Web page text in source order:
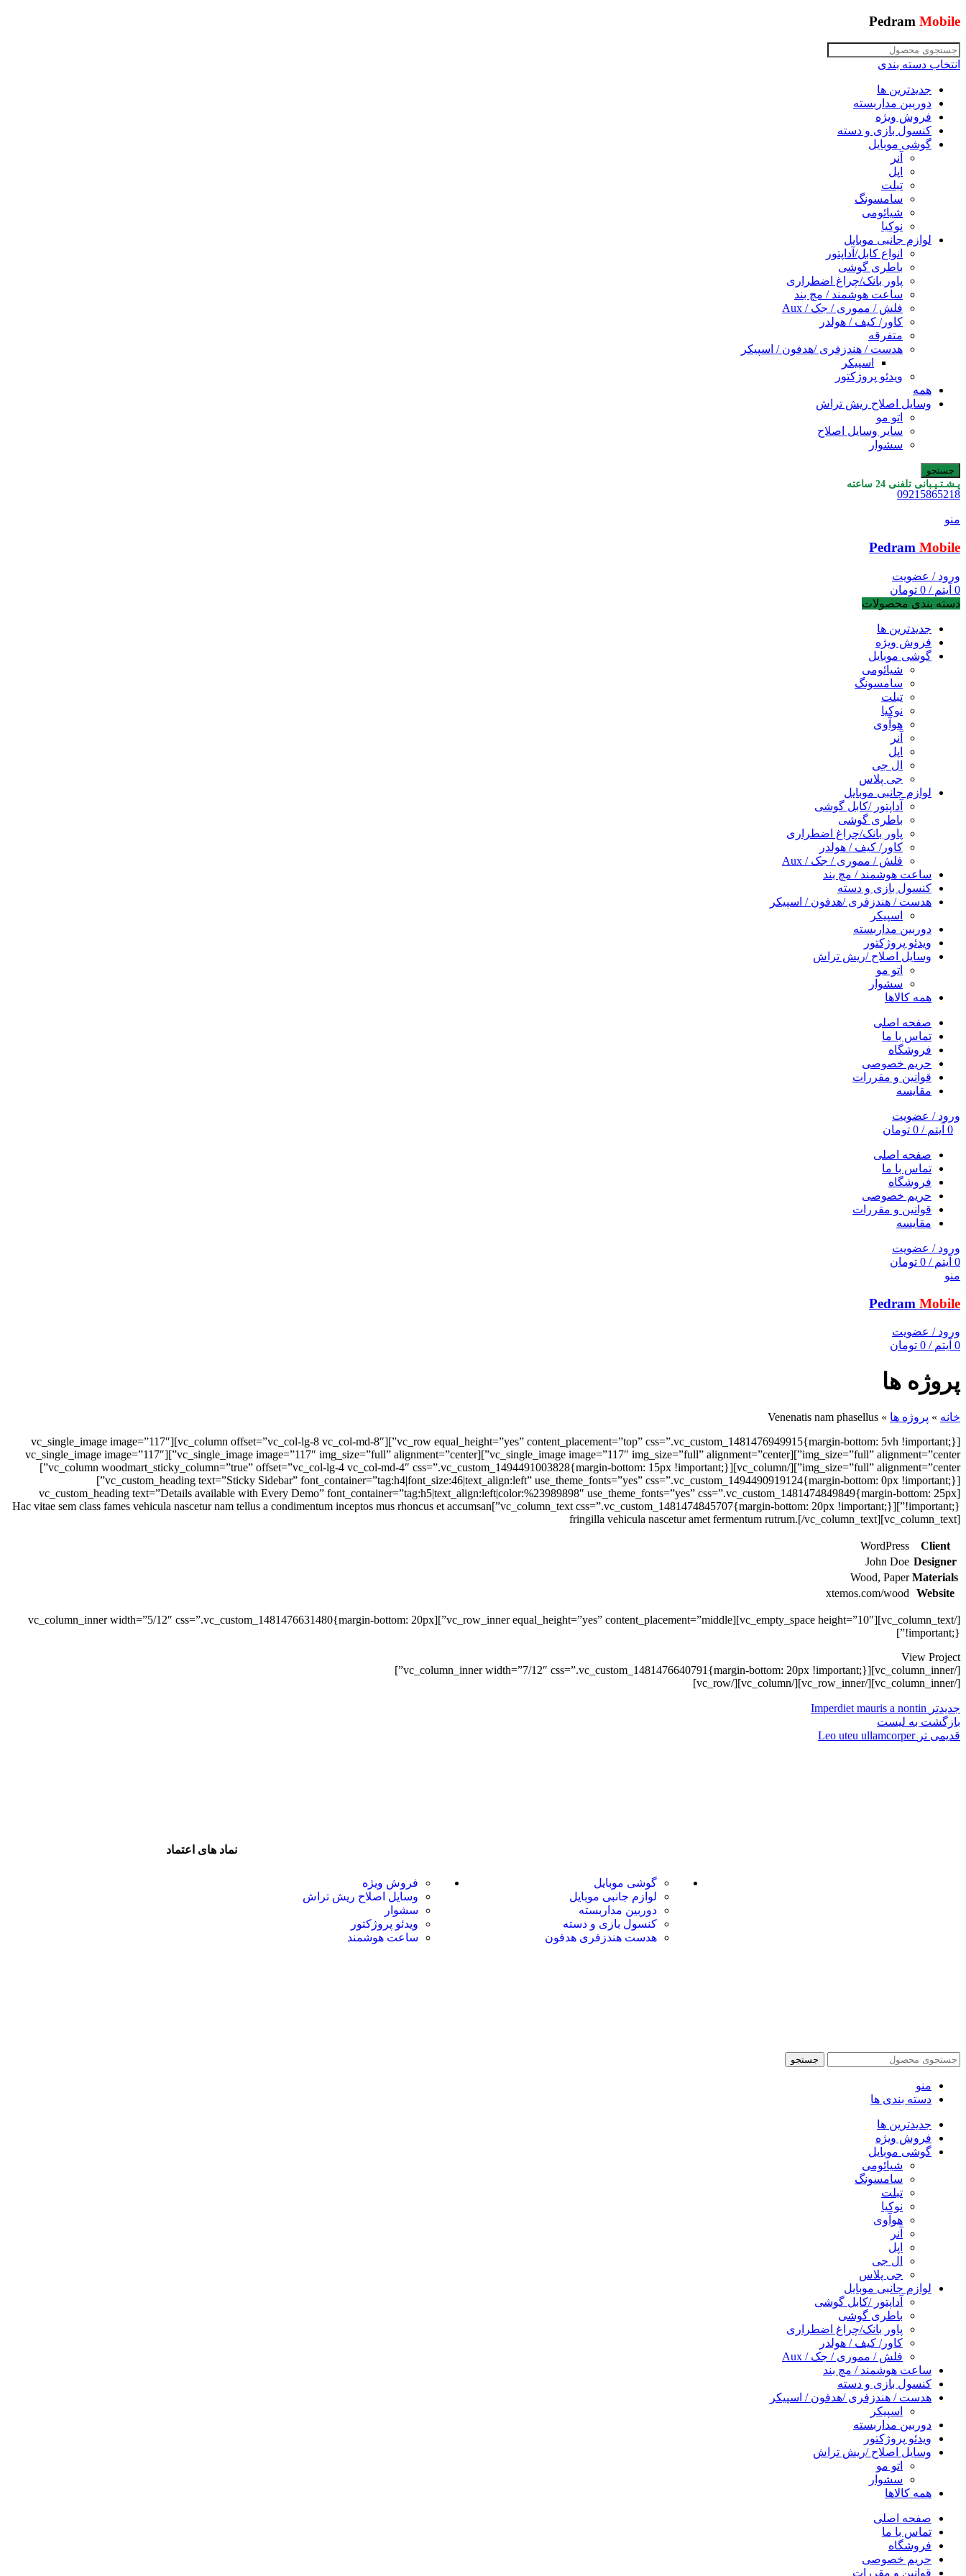
Pedram Mobile
انتخاب دسته بندی
جدیدترین ها
دوربین مداربسته
فروش ویژه
کنسول بازی و دسته
گوشی موبایل
آنر
اپل
تبلت
سامسونگ
شیائومی
نوکیا
لوازم جانبی موبایل
انواع کابل/آداپتور
باطری گوشی
پاور بانک/چراغ اضطراری
ساعت هوشمند / مچ بند
فلش / مموری / جک / Aux
کاور/ کیف / هولدر
متفرقه
هدست / هندزفری /هدفون / اسپیکر
اسپیکر
ویدئو پروژکتور
همه
وسایل اصلاح ریش تراش
اتو مو
سایر وسایل اصلاح
سشوار
جستجو
پـشـتـیـبانی تلفنی 24 ساعته
09215865218
منو
Pedram Mobile
ورود / عضویت
0 آیتم /
0 تومان
دسته بندی محصولات
جدیدترین ها
فروش ویژه
گوشی موبایل
شیائومی
سامسونگ
تبلت
نوکیا
هوآوی
آنر
اپل
ال جی
جی پلاس
لوازم جانبی موبایل
آداپتور /کابل گوشی
باطری گوشی
پاور بانک/چراغ اضطراری
کاور/ کیف / هولدر
فلش / مموری / جک / Aux
ساعت هوشمند / مچ بند
کنسول بازی و دسته
هدست / هندزفری /هدفون / اسپیکر
اسپیکر
دوربین مداربسته
ویدئو پروژکتور
وسایل اصلاح /ریش تراش
اتو مو
سشوار
همه کالاها
صفحه اصلی
تماس با ما
فروشگاه
حریم خصوصی
قوانین و مقررات
مقایسه
ورود / عضویت
0 آیتم /
0 تومان
صفحه اصلی
تماس با ما
فروشگاه
حریم خصوصی
قوانین و مقررات
مقایسه
ورود / عضویت
0 آیتم /
0 تومان
منو
Pedram Mobile
ورود / عضویت
0 آیتم /
0 تومان
پروژه ها
خانه » پروژه ها »
Venenatis nam phasellus
[vc_row equal_height=”yes” content_placement=”top” css=”.vc_custom_1481476949915{margin-bottom: 5vh !important;}”][vc_column offset=”vc_col-lg-8 vc_col-md-8″][vc_single_image image=”117″
img_size=”full” alignment=”center”][vc_single_image image=”117″ img_size=”full” alignment=”center”][vc_single_image image=”117″ img_size=”full” alignment=”center”][vc_single_image image=”117″
img_size=”full” alignment=”center”][/vc_column][vc_column woodmart_sticky_column=”true” offset=”vc_col-lg-4 vc_col-md-4″ css=”.vc_custom_1494491003828{margin-bottom: 15px !important;}”]
[vc_custom_heading text=”Sticky Sidebar” font_container=”tag:h4|font_size:46|text_align:left” use_theme_fonts=”yes” css=”.vc_custom_1494490919124{margin-bottom: 0px !important;}”]
[vc_custom_heading text=”Details available with Every Demo” font_container=”tag:h5|text_align:left|color:%23989898″ use_theme_fonts=”yes” css=”.vc_custom_1481474849849{margin-bottom: 25px
!important;}”][vc_column_text css=”.vc_custom_1481474845707{margin-bottom: 20px !important;}”]Hac vitae sem class fames vehicula nascetur nam tellus a condimentum inceptos mus rhoncus et accumsan
fringilla vehicula nascetur amet fermentum rutrum.[/vc_column_text][vc_column_text]
Client
WordPress
Designer
John Doe
Materials
Wood, Paper
Website
xtemos.com/wood
[/vc_column_text][vc_empty_space height=”10″][vc_row_inner equal_height=”yes” content_placement=”middle”][vc_column_inner width=”5/12″ css=”.vc_custom_1481476631480{margin-bottom: 20px
!important;}”]
View Project
[/vc_column_inner][vc_column_inner width=”7/12″ css=”.vc_custom_1481476640791{margin-bottom: 20px !important;}”]
[/vc_column_inner][/vc_row_inner][/vc_column][/vc_row]
جدیدتر Imperdiet mauris a nontin
بازگشت به لیست
قدیمی تر Leo uteu ullamcorper
گوشی موبایل
لوازم جانبی موبایل
دوربین مداربسته
کنسول بازی و دسته
هدست هندزفری هدفون
فروش ویژه
وسایل اصلاح ریش تراش
سشوار
ویدئو پروژکتور
ساعت هوشمند
نماد های اعتماد
جستجو
منو
دسته بندی ها
جدیدترین ها
فروش ویژه
گوشی موبایل
شیائومی
سامسونگ
تبلت
نوکیا
هوآوی
آنر
اپل
ال جی
جی پلاس
لوازم جانبی موبایل
آداپتور /کابل گوشی
باطری گوشی
پاور بانک/چراغ اضطراری
کاور/ کیف / هولدر
فلش / مموری / جک / Aux
ساعت هوشمند / مچ بند
کنسول بازی و دسته
هدست / هندزفری /هدفون / اسپیکر
اسپیکر
دوربین مداربسته
ویدئو پروژکتور
وسایل اصلاح /ریش تراش
اتو مو
سشوار
همه کالاها
صفحه اصلی
تماس با ما
فروشگاه
حریم خصوصی
قوانین و مقررات